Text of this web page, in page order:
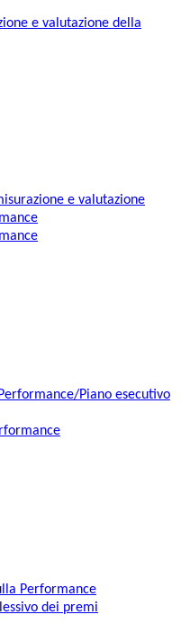
e valutazione della
e valutazione
Piano esecutivo
Performance
dei premi